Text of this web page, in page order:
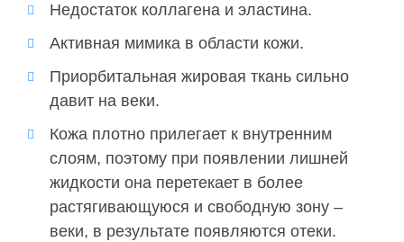
Недостаток коллагена и эластина.
Активная мимика в области кожи.
Приорбитальная жировая ткань сильно
давит на веки.
Кожа плотно прилегает к внутренним
слоям, поэтому при появлении лишней
жидкости она перетекает в более
растягивающуюся и свободную зону –
веки, в результате появляются отеки.